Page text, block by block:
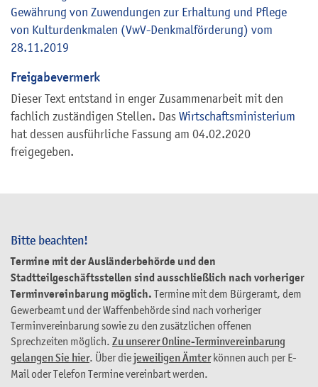
Bitte beachten!
Termine mit der Ausländerbehörde und den
Stadtteilgeschäftsstellen sind ausschließlich nach vorheriger
Terminvereinbarung möglich. Termine mit dem Bürgeramt, dem
Gewerbeamt und der Waffenbehörde sind nach vorheriger
Terminvereinbarung sowie zu den zusätzlichen offenen
Sprechzeiten möglich. Zu unserer Online-Terminvereinbarung
gelangen Sie hier. Über diejeweiligen Ämterkönnen auch per E-
Mail oder Telefon Termine vereinbart werden.
Gewährung von Zuwendungen zur Erhaltung und Pflege
von Kulturdenkmalen (VwV-Denkmalförderung) vom
28.11.2019
Freigabevermerk
Dieser Text entstand in enger Zusammenarbeit mit den
fachlich zuständigen Stellen. Das Wirtschaftsministerium
hat dessen ausführliche Fassung am 04.02.2020
freigegeben.